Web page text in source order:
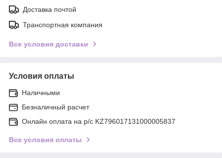
Доставка почтой
Транспортная компания
Все условия доставки
Условия оплаты
Наличными
Безналичный расчет
Онлайн оплата на р/с KZ796017131000005837
Все условия оплаты